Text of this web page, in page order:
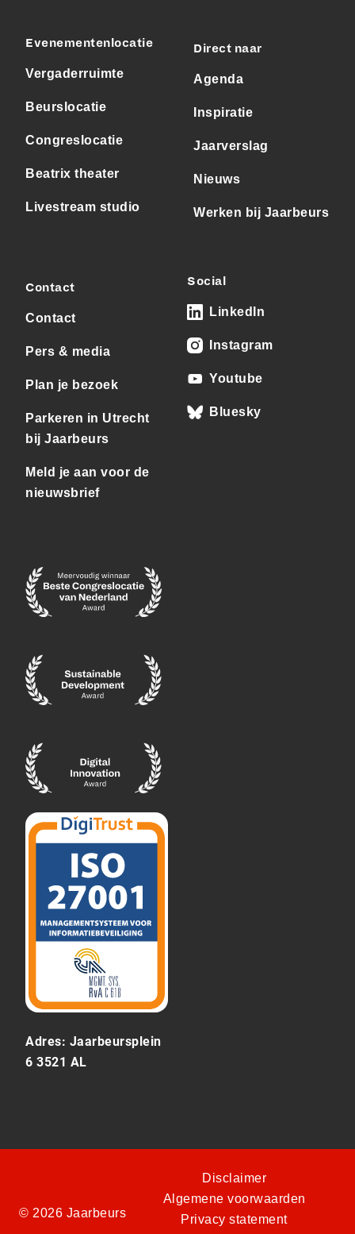
Evenementenlocatie
Vergaderruimte
Beurslocatie
Congreslocatie
Beatrix theater
Livestream studio
Direct naar
Agenda
Inspiratie
Jaarverslag
Nieuws
Werken bij Jaarbeurs
Contact
Contact
Pers & media
Plan je bezoek
Parkeren in Utrecht
bij Jaarbeurs
Meld je aan voor de
nieuwsbrief
Adres: Jaarbeursplein
6 3521 AL
Social
LinkedIn
Instagram
Youtube
Bluesky
© 2026 Jaarbeurs
Disclaimer
Algemene voorwaarden
Privacy statement